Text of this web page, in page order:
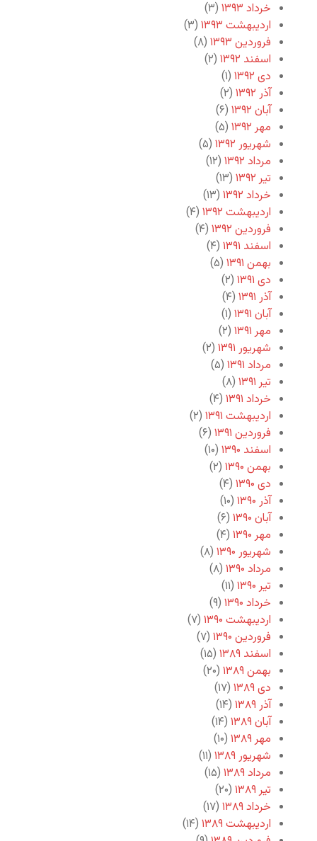
خرداد ۱۳۹۳
(۳)
اردیبهشت ۱۳۹۳
(۳)
فروردین ۱۳۹۳
(۸)
اسفند ۱۳۹۲
(۲)
دی ۱۳۹۲
(۱)
آذر ۱۳۹۲
(۲)
آبان ۱۳۹۲
(۶)
مهر ۱۳۹۲
(۵)
شهریور ۱۳۹۲
(۵)
مرداد ۱۳۹۲
(۱۲)
تیر ۱۳۹۲
(۱۳)
خرداد ۱۳۹۲
(۱۳)
اردیبهشت ۱۳۹۲
(۴)
فروردین ۱۳۹۲
(۴)
اسفند ۱۳۹۱
(۴)
بهمن ۱۳۹۱
(۵)
دی ۱۳۹۱
(۲)
آذر ۱۳۹۱
(۴)
آبان ۱۳۹۱
(۱)
مهر ۱۳۹۱
(۲)
شهریور ۱۳۹۱
(۲)
مرداد ۱۳۹۱
(۵)
تیر ۱۳۹۱
(۸)
خرداد ۱۳۹۱
(۴)
اردیبهشت ۱۳۹۱
(۲)
فروردین ۱۳۹۱
(۶)
اسفند ۱۳۹۰
(۱۰)
بهمن ۱۳۹۰
(۲)
دی ۱۳۹۰
(۴)
آذر ۱۳۹۰
(۱۰)
آبان ۱۳۹۰
(۶)
مهر ۱۳۹۰
(۴)
شهریور ۱۳۹۰
(۸)
مرداد ۱۳۹۰
(۸)
تیر ۱۳۹۰
(۱۱)
خرداد ۱۳۹۰
(۹)
اردیبهشت ۱۳۹۰
(۷)
فروردین ۱۳۹۰
(۷)
اسفند ۱۳۸۹
(۱۵)
بهمن ۱۳۸۹
(۲۰)
دی ۱۳۸۹
(۱۷)
آذر ۱۳۸۹
(۱۴)
آبان ۱۳۸۹
(۱۴)
مهر ۱۳۸۹
(۱۰)
شهریور ۱۳۸۹
(۱۱)
مرداد ۱۳۸۹
(۱۵)
تیر ۱۳۸۹
(۲۰)
خرداد ۱۳۸۹
(۱۷)
اردیبهشت ۱۳۸۹
(۱۴)